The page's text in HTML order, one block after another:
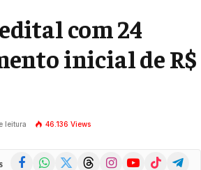
com 24
inicial de R$
leitura 46.136 Views
FacebookWhatsApp ThreadsInstagramYouTubeTikTok Telegram